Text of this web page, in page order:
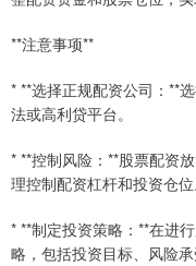
**注意事项**
* **选择正规配资公司：**
法或高利贷平台。
* **控制风险：**股票配资
理控制配资杠杆和投资仓位
* **制定投资策略：**在进
略，包括投资目标、风险承